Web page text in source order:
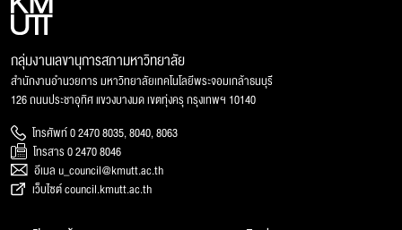
กลุ่มงานเลขานุการสภามหาวิทยาลัย
สำนักงานอำนวยการ มหาวิทยาลัยเทคโนโลยีพระจอมเกล้าธนบุรี
126 ถนนประชาอุทิศ แขวงบางมด เขตทุ่งครุ กรุงเทพฯ 10140
โทรศัพท์ 0 2470 8035, 8040, 8063
โทรสาร 0 2470 8046
อีเมล u_council@kmutt.ac.th
เว็บไซต์ council.kmutt.ac.th